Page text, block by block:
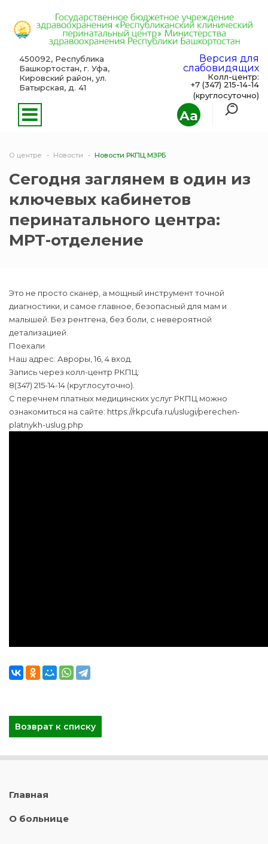
Aa
450092, Республика
Башкортостан, г. Уфа,
Кировский район, ул.
Батырская, д. 41
Версия для
слабовидящих
Колл-центр:
+7 (347) 215-14-14
(круглосуточно)
О центре Новости Новости РКПЦ МЗРБ
Сегодня заглянем в один из
ключевых кабинетов
перинатального центра:
МРТ-отделение
Это не просто сканер, а мощный инструмент точной
диагностики, и самое главное, безопасный для мам и
малышей. Без рентгена, без боли, с невероятной
детализацией.
Поехали
Наш адрес: Авроры, 16, 4 вход.
Запись через колл-центр РКПЦ:
8(347) 215-14-14 (круглосуточно).
С перечнем платных медицинских услуг РКПЦ можно
ознакомиться на сайте: https://rkpcufa.ru/uslugi/perechen-
platnykh-uslug.php
Возврат к списку
Главная
О больнице